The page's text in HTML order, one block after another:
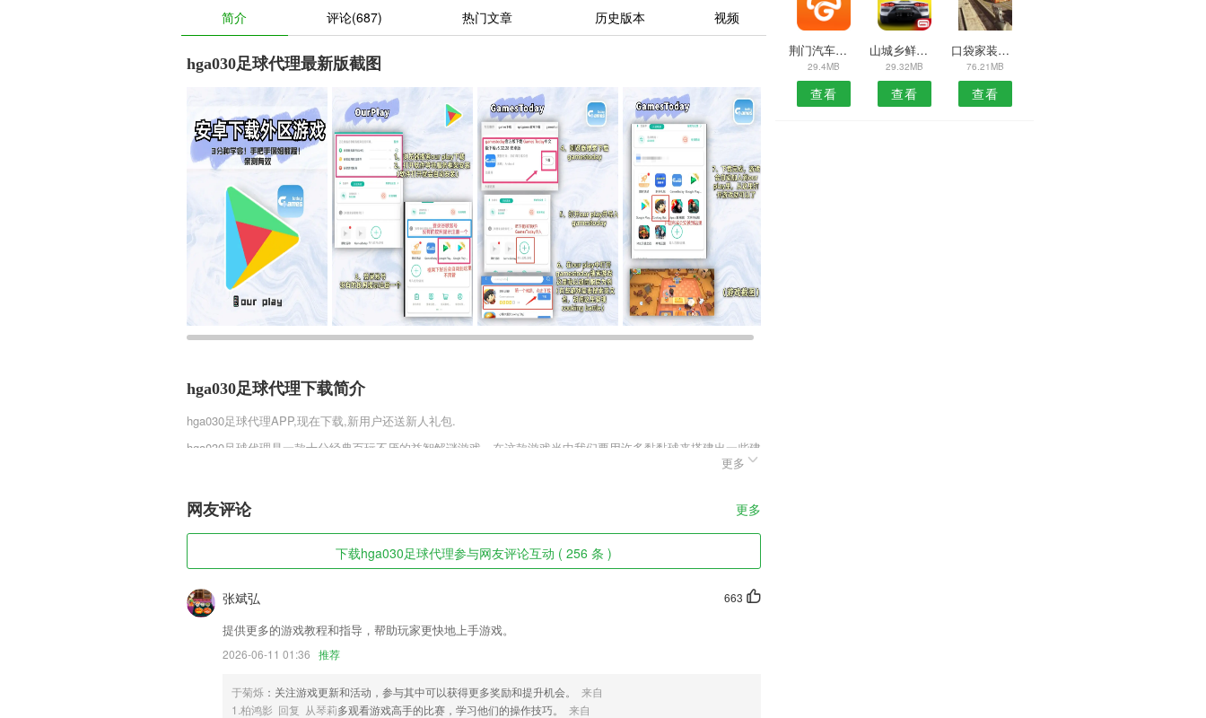
简介 评论(687) 热门文章 历史版本 视频
hga030足球代理最新版截图
hga030足球代理下载简介
hga030足球代理APP,现在下载,新用户还送新人礼包.
hga030足球代理是一款十分经典百玩不厌的益智解谜游戏，在这款游戏当中我们要用许多黏黏球来搭建出一些建
筑，一直到抵达最后的终点。但是这个时候需要注意，黏黏球是无法脱离重力影响的，如果你搭建出来的建筑不
hga030足球代理软件特色
2,【指派精准把油省】
3,电池测评
4,海量字体、贴纸素材
5,自动的跟踪最新章节内容追更不等待
hga030足球代理软件优势
更多
网友评论 更多
下载hga030足球代理参与网友评论互动 ( 256 条 )
663
张斌弘
提供更多的游戏教程和指导，帮助玩家更快地上手游戏。
2026-06-11 01:36 推荐
于菊烁 ：关注游戏更新和活动，参与其中可以获得更多奖励和提升机会。
来自
1.柏鸿影 回复 从琴莉多观看游戏高手的比赛，学习他们的操作技巧。
来自
荆门汽车装饰安卓版
29.4MB
查看
山城乡鲜合伙人APP
29.32MB
查看
口袋家装安卓版
76.21MB
查看